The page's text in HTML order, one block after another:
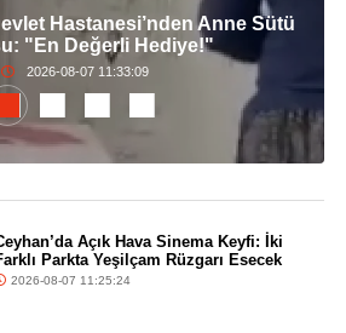
Hastanesi’nden Anne Sütü
"En Değerli Hediye!"
2026-08-07 11:33:09
Açık Hava Sinema Keyfi: İki
Parkta Yeşilçam Rüzgarı Esecek
2026-08-07 11:25:24